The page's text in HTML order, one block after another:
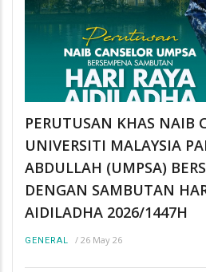
PERUTUSAN KHAS NAIB
UNIVERSITI MALAYSIA
ABDULLAH (UMPSA)
DENGAN SAMBUTAN
AIDILADHA 2026/1447H
GENERAL / 26 May 26